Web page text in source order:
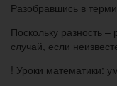
Разобравшись в
Поскольку разность
случай, если
! Уроки математики: